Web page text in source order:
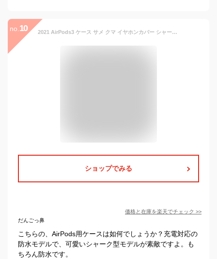
no. 10 2021 AirPods3 ケース サメ クマ イヤホンカバー シャーク 送料無料 airpods第三世代 カバー サメ エアポッズケース 第3世代 防水 エアーポッズ ケース おしゃれ キャラクター イラスト 着脱簡単 カラビラ付き 汗 水 防止 充電対応 スリムフィット
ショップでみる
価格と在庫を楽天でチェック >>
だんごっ鼻
こちらの、AirPods用ケースは如何でしょうか？充電対応の
防水モデルで、可愛いシャーク型モデルが素敵ですよ。も
ちろん防水です。